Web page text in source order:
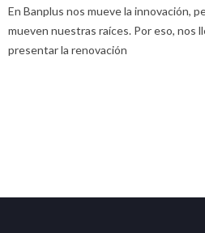
En Banplus nos mueve la innovación,
mueven nuestras raíces. Por eso, nos
presentar la renovación